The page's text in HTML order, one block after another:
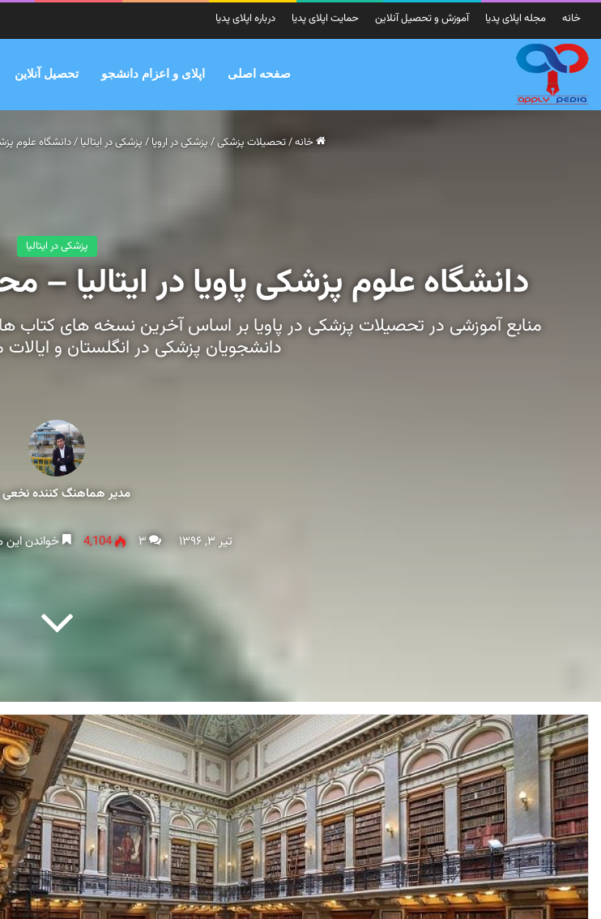
خانه مجله اپلای پدیا آموزش و تحصیل آنلاین حمایت اپلای پدیا درباره اپلای پدیا
صفحه اصلی اپلای و اعزام دانشجو تحصیل آنلاین
خانه/تحصیلات پزشکی/ پزشکی در اروپا / پزشکی در ایتالیا /دانشگاه علوم
پزشکی در ایتالیا
دانشگاه علوم پزشکی پاویا در ایتالیا
منابع آموزشی در تحصیلات پزشکی در پاویا بر اساس آخرین نسخه های
دانشجویان پزشکی در انگلستان و
مدیر هماهنگ کننده نخعی
تیر ۳, ۱۳۹۶ ۳ 4,104 خواندن این مطلب 9